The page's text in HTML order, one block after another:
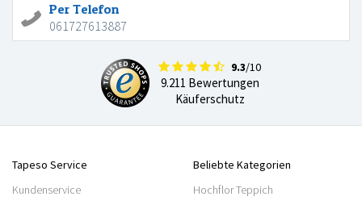
Per Telefon
061727613887
9.3/10
9.211 Bewertungen
Käuferschutz
Tapeso Service
Kundenservice
Beliebte Kategorien
Hochflor Teppich